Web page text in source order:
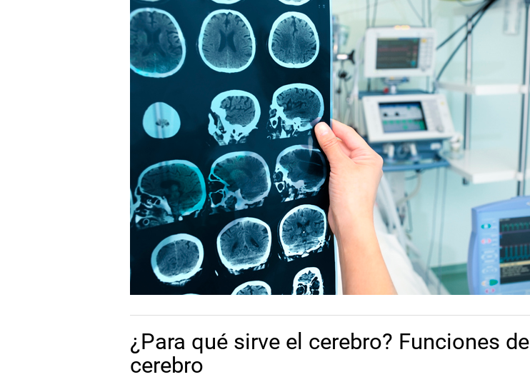
¿Para qué sirve el cerebro? Funciones del
cerebro